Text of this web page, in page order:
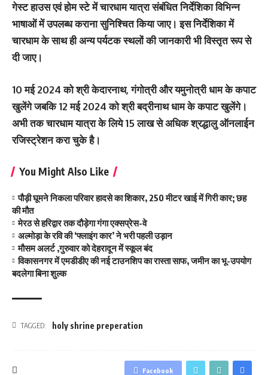
गेस्ट हाउस एवं होम स्टे में चारधाम यात्रा संबंधित निर्देशिका विभिन्न
भाषाओं में उपलब्ध कराना सुनिश्चित किया जाए। इस निर्देशिका में
चारधाम के साथ ही अन्य पर्यटक स्थलों की जानकारी भी विस्तृत रूप से
दी जाए।
10 मई 2024 को श्री केदारनाथ, गंगोत्री और यमुनोत्री धाम के कपाट
खुलेंगे जबकि 12 मई 2024 को श्री बद्रीनाथ धाम के कपाट खुलेंगे।
अभी तक चारधाम यात्रा के लिये 15 लाख से अधिक श्रद्धालु ऑनलाईन
रजिस्ट्रेशन करा चुके है।
You Might Also Like
पौड़ी घूमने निकला परिवार हादसे का शिकार, 250 मीटर खाई में गिरी कार; छह
की मौत
मेरठ से हरिद्वार तक दौड़ेगा गंगा एक्सप्रेस-वे
अल्मोड़ा के रवि की ‘फ्लाइंग कार’ ने भरी पहली उड़ान
मौसम अलर्ट ,गुरुवार को देहरादून में स्कूल बंद
विकासनगर में एमडीडीए की नई टाउनशिप का रास्ता साफ, जमीन का भू-उपयोग
बदलेगा बिना शुल्क
TAGGED: holy shrine preperation
Facebook